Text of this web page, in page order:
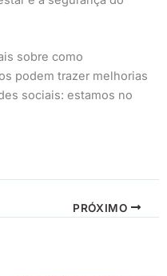
sobre como
podem trazer melhorias
sociais: estamos no
PRÓXIMO